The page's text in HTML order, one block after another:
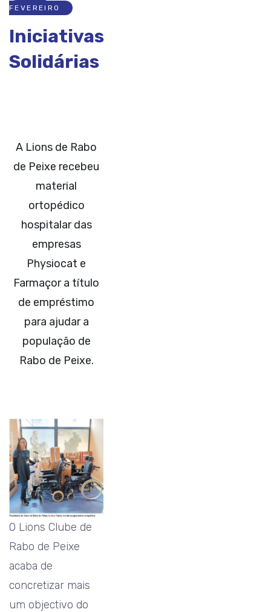
FEVEREIRO
Iniciativas
Solidárias
A Lions de Rabo
de Peixe recebeu
material
ortopédico
hospitalar das
empresas
Physiocat e
Farmaçor a título
de empréstimo
para ajudar a
população de
Rabo de Peixe.
O Lions Clube de
Rabo de Peixe
acaba de
concretizar mais
um objectivo do